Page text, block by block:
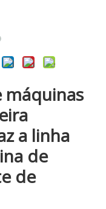
máquinas
a linha
de
de